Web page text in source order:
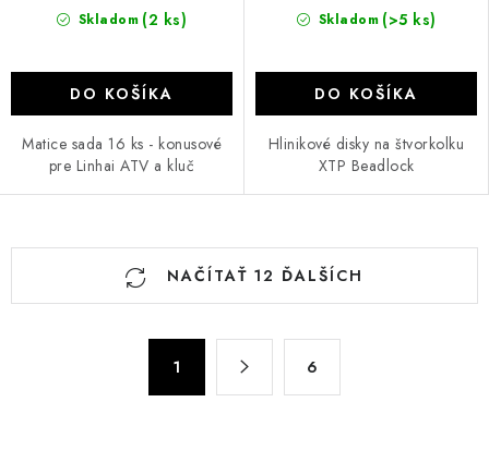
Skladom (2 ks)
DO KOŠÍKA
Matice sada 16 ks - konusové
pre Linhai ATV a kluč
Skladom (>5 ks)
DO KOŠÍKA
Hlinikové disky na štvorkolku
XTP Beadlock
O
NAČÍTAŤ 12 ĎALŠÍCH
1 6